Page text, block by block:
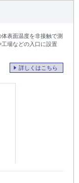
表面温度を非接触で測
場などの入口に設置
詳しくはこちら